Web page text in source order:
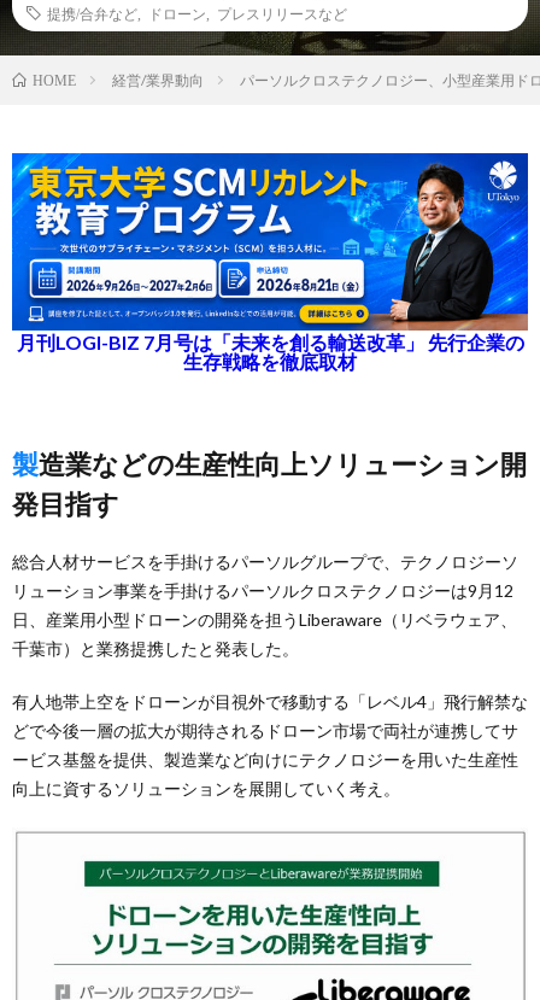
提携/合弁など
ドローン プレスリリースなど
HOME 経営/業界動向 パーソルクロステクノロジー、小型産業用ド
月刊LOGI-BIZ 7月号は「未来を創る輸送改革」 先行企業の
生存戦略を徹底取材
製造業などの生産性向上ソリューション開
発目指す
総合人材サービスを手掛けるパーソルグループで、テクノロジーソ
リューション事業を手掛けるパーソルクロステクノロジーは9月12
日、産業用小型ドローンの開発を担うLiberaware（リベラウェア、
千葉市）と業務提携したと発表した。
有人地帯上空をドローンが目視外で移動する「レベル4」飛行解禁な
どで今後一層の拡大が期待されるドローン市場で両社が連携してサ
ービス基盤を提供、製造業など向けにテクノロジーを用いた生産性
向上に資するソリューションを展開していく考え。